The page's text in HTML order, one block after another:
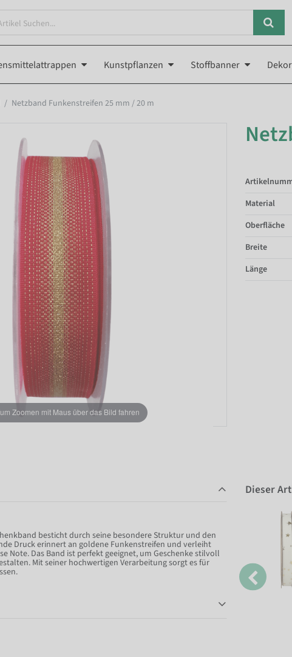
Kunstpflanzen Stoffbanner
Netzband Funkenstreifen 25 mm / 20 m
Zoomen mit Maus über das Bild fahren
Material
Oberfläche
Breite
Länge
besticht durch seine besondere Struktur und den
Druck erinnert an goldene Funkenstreifen und verleiht
Note. Das Band ist perfekt geeignet, um Geschenke stilvoll
Mit seiner hochwertigen Verarbeitung sorgt es für
Dieser